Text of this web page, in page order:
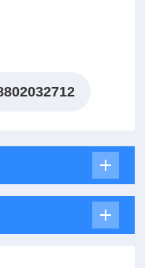
题全周期赋能计划"，
的完整解决方案。